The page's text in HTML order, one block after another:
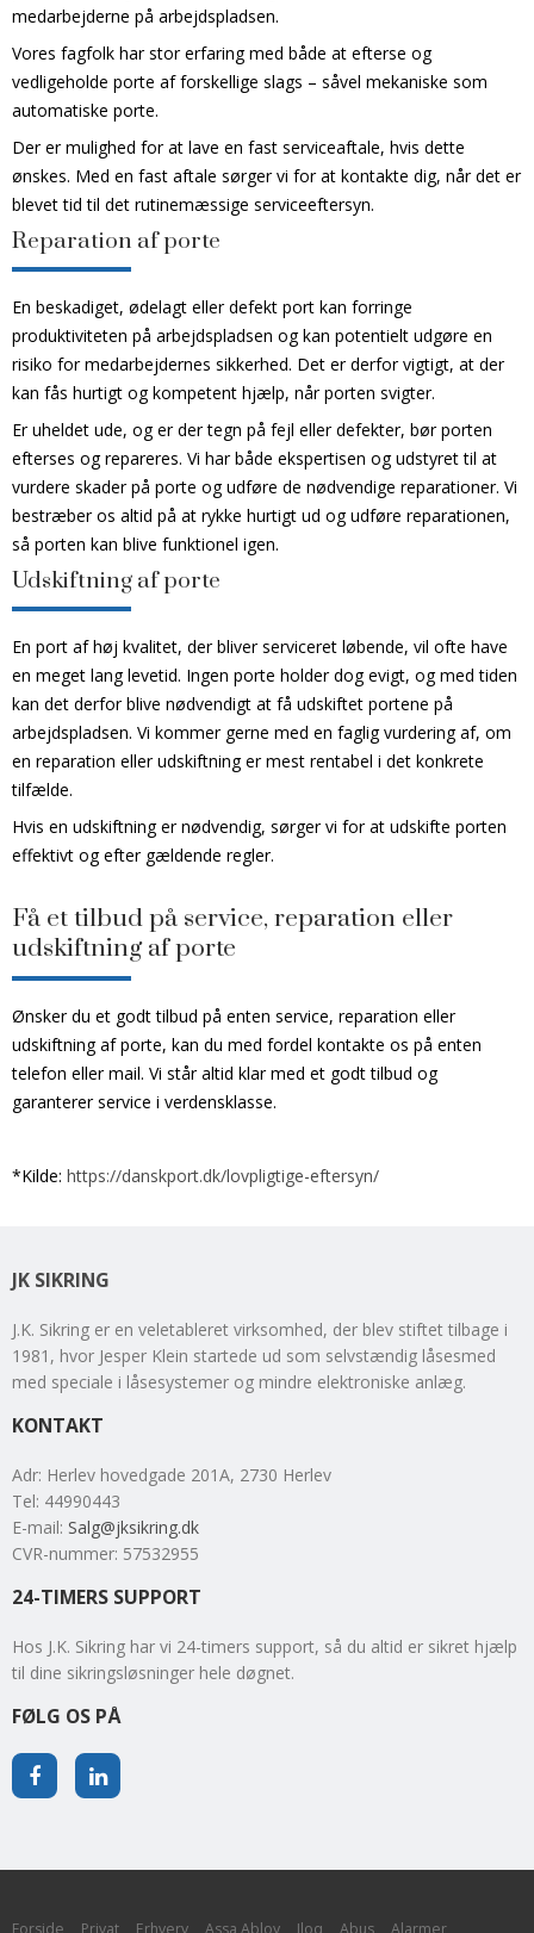
medarbejderne på arbejdspladsen.
Vores fagfolk har stor erfaring med både at efterse og
vedligeholde porte af forskellige slags – såvel mekaniske som
automatiske porte.
Der er mulighed for at lave en fast serviceaftale, hvis dette
ønskes. Med en fast aftale sørger vi for at kontakte dig, når det er
blevet tid til det rutinemæssige serviceeftersyn.
Reparation af porte
En beskadiget, ødelagt eller defekt port kan forringe
produktiviteten på arbejdspladsen og kan potentielt udgøre en
risiko for medarbejdernes sikkerhed. Det er derfor vigtigt, at der
kan fås hurtigt og kompetent hjælp, når porten svigter.
Er uheldet ude, og er der tegn på fejl eller defekter, bør porten
efterses og repareres. Vi har både ekspertisen og udstyret til at
vurdere skader på porte og udføre de nødvendige reparationer. Vi
bestræber os altid på at rykke hurtigt ud og udføre reparationen,
så porten kan blive funktionel igen.
Udskiftning af porte
En port af høj kvalitet, der bliver serviceret løbende, vil ofte have
en meget lang levetid. Ingen porte holder dog evigt, og med tiden
kan det derfor blive nødvendigt at få udskiftet portene på
arbejdspladsen. Vi kommer gerne med en faglig vurdering af, om
en reparation eller udskiftning er mest rentabel i det konkrete
tilfælde.
Hvis en udskiftning er nødvendig, sørger vi for at udskifte porten
effektivt og efter gældende regler.
Få et tilbud på service, reparation eller
udskiftning af porte
Ønsker du et godt tilbud på enten service, reparation eller
udskiftning af porte, kan du med fordel kontakte os på enten
telefon eller mail. Vi står altid klar med et godt tilbud og
garanterer service i verdensklasse.
*Kilde: https://danskport.dk/lovpligtige-eftersyn/
JK SIKRING
J.K. Sikring er en veletableret virksomhed, der blev stiftet tilbage i
1981, hvor Jesper Klein startede ud som selvstændig låsesmed
med speciale i låsesystemer og mindre elektroniske anlæg.
KONTAKT
Adr: Herlev hovedgade 201A, 2730 Herlev
Tel: 44990443
E-mail: Salg@jksikring.dk
CVR-nummer: 57532955
24-TIMERS SUPPORT
Hos J.K. Sikring har vi 24-timers support, så du altid er sikret hjælp
til dine sikringsløsninger hele døgnet.
FØLG OS PÅ
Forside Privat Erhverv Assa Abloy Iloq Abus Alarmer